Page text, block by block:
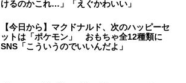
けるのかこれ…」「えぐかわいい」
【今日から】マクドナルド、次のハッピーセ
ットは「ポケモン」 おもちゃ全12種類に
SNS「こういうのでいいんだよ」